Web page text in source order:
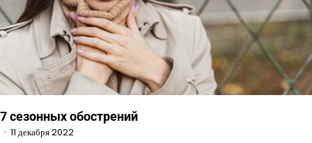
7 сезонных обострений
11 декабря 2022